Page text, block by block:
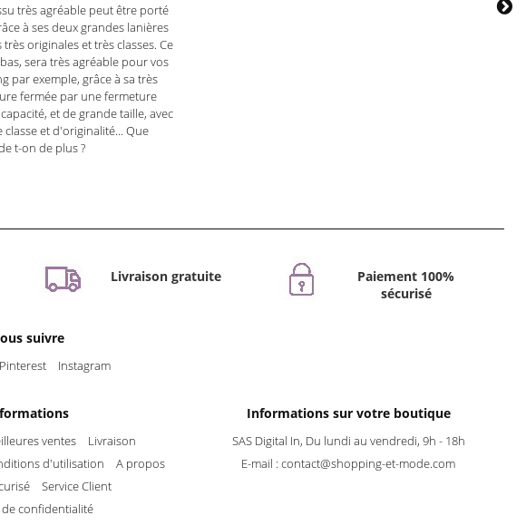
très agréable peut être porté
à ses deux grandes lanières
originales et très classes. Ce
sera très agréable pour vos
par exemple, grâce à sa très
fermée par une fermeture
et de grande taille, avec
et d'originalité... Que
t-on de plus ?
Livraison gratuite
Paiement 100%
sécurisé
suivre
Pinterest Instagram
ventes
Livraison
d'utilisation
A propos
Service Client
confidentialité
Informations sur votre boutique
SAS Digital In, Du lundi au vendredi, 9h - 18h
E-mail :contact@shopping-et-mode.com